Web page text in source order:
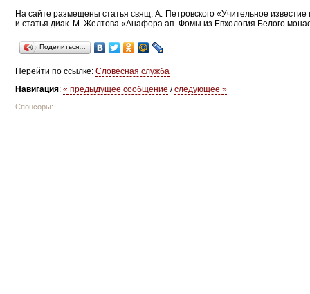
На сайте размещены статья свящ. А. Петровского «Учительное
и статья диак. М. Желтова «Анафора ап. Фомы из Евхология Белого
Поделиться…
Перейти по ссылке: Словесная служба
Навигация: « предыдущее сообщение /следующее »
Спонсоры: